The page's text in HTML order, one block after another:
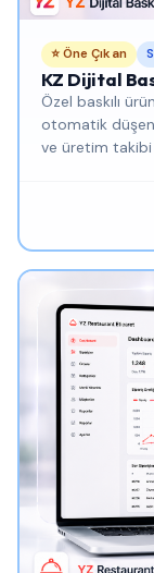
⭐ Öne Çıkan
KZ Dijital
Özel baskılı
otomatik
ve üretim